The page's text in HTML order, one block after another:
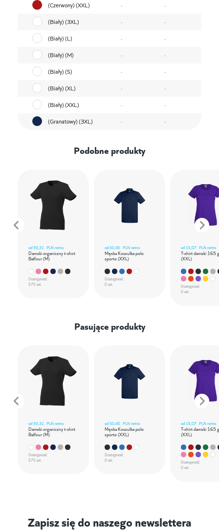
(Czerwony) (XXL) -
-
(Biały) (3XL)
-
-
(Biały) (L)
-
-
(Biały) (M)
-
-
(Biały) (S)
-
-
(Biały) (XL)
-
-
(Biały) (XXL)
-
-
(Granatowy) (3XL)
- -
Podobne produkty
od93,31 PLN netto
Damski organiczny t-shirt
Balfour (M)
Dostępność
575 szt.
od50,45 PLN netto
Męska Koszulka polo
sporto (XXL)
Dostępność
0 szt.
od 15,07 PLN netto
T-shirt damski 165
(XXL)
Dostępność
0 szt.
Pasujące produkty
od93,31 PLN netto
Damski organiczny t-shirt
Balfour (M)
Dostępność
575 szt.
od50,45 PLN netto
Męska Koszulka polo
sporto (XXL)
Dostępność
0 szt.
od 15,07 PLN netto
T-shirt damski 165
(XXL)
Dostępność
0 szt.
Zapisz się do naszego newslettera